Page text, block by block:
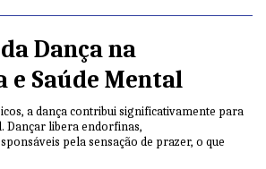
Dança na
e Saúde Mental
a dança contribui significativamente para
Dançar libera endorfinas,
pela sensação de prazer, o que